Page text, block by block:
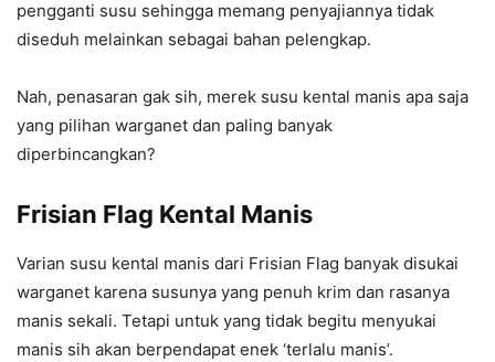
pengganti susu sehingga memang penyajiannya tidak
diseduh melainkan sebagai bahan pelengkap.
Nah, penasaran gak sih, merek susu kental manis apa saja
yang pilihan warganet dan paling banyak
diperbincangkan?
Frisian Flag Kental Manis
Varian susu kental manis dari Frisian Flag banyak disukai
warganet karena susunya yang penuh krim dan rasanya
manis sekali. Tetapi untuk yang tidak begitu menyukai
manis sih akan berpendapat enek ‘terlalu manis’.